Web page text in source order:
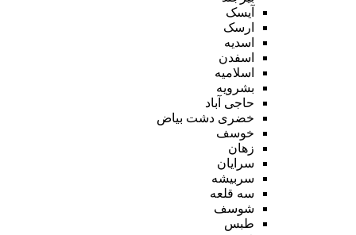
آیسک
ارسک
اسدیه
اسفدن
اسلامیه
بشرویه
حاجی آباد
خضری دشت بیاض
خوسف
زهان
سرایان
سربیشه
سه قلعه
شوسف
طبس